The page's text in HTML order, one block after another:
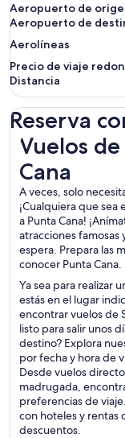
Aeropuerto de
Aeropuerto de
Aerolíneas
Precio de viaje
Distancia
Reserva
Vuelos
Cana
A veces, solo
¡Cualquiera que sea
a Punta Cana!
atracciones famosas
espera. Prepara las
conocer Punta Cana.
Ya sea para realizar
estás en el lugar
encontrar vuelos de
listo para salir unos
destino? Explora
por fecha y hora de
Desde vuelos
madrugada,
preferencias de
con hoteles y rentas
descuentos.
Vuelos de San